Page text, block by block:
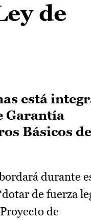
de
está
Garantía
Básicos
durante
de fuerza
de